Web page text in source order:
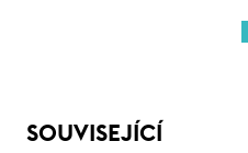
SOUVISEJÍCÍ